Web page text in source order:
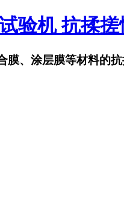
验机 抗揉
膜、涂层膜等材料的